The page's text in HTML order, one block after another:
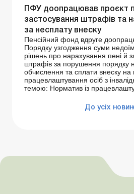
ПФУ доопрацював проєкт
застосування штрафів та
за несплату внеску
Пенсійний фонд вдруге
Порядку узгодження суми
рішень про нарахування пені й
штрафів за порушення порядку
обчислення та сплати внеску на
працевлаштування осіб з
темою: Норматив із
До усіх новин